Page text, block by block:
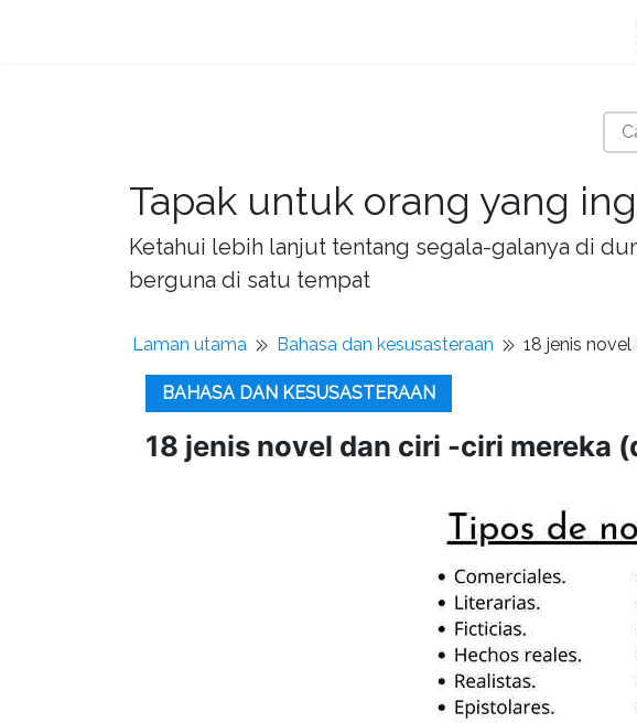
Tapak untuk orang yang
Ketahui lebih lanjut tentang segala-galanya di
berguna di satu tempat
Laman utama Bahasa dan kesusasteraan 18 jenis
BAHASA DAN KESUSASTERAAN
18 jenis novel dan ciri -ciri mereka